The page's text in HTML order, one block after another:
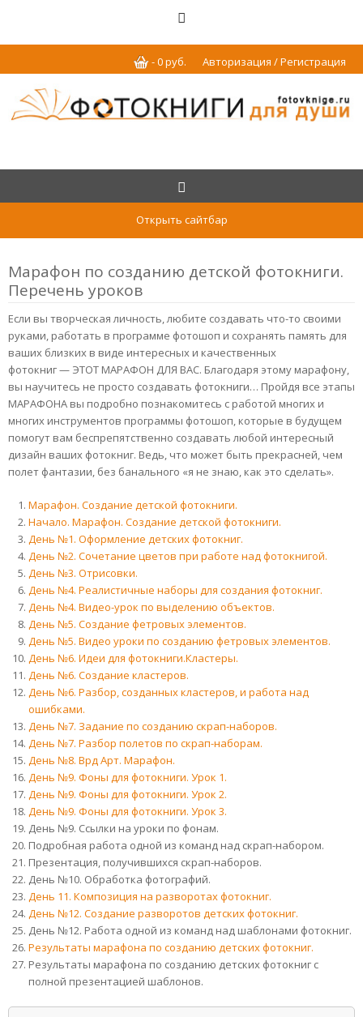
Авторизация / Регистрация
-0руб.
Открыть сайтбар
Марафон по созданию детской фотокниги.
Перечень уроков
Если вы творческая личность, любите создавать что-то своими
руками, работать в программе фотошоп и сохранять память для
ваших близких в виде интересных и качественных
фотокниг — ЭТОТ МАРАФОН ДЛЯ ВАС. Благодаря этому марафону,
вы научитесь не просто создавать фотокниги… Пройдя все этапы
МАРАФОНА вы подробно познакомитесь с работой многих и
многих инструментов программы фотошоп, которые в будущем
помогут вам беспрепятственно создавать любой интересный
дизайн ваших фотокниг. Ведь, что может быть прекрасней, чем
полет фантазии, без банального «я не знаю, как это сделать».
Марафон. Создание детской фотокниги.
Начало. Марафон. Создание детской фотокниги.
День №1. Оформление детских фотокниг.
День №2. Сочетание цветов при работе над фотокнигой.
День №3. Отрисовки.
День №4. Реалистичные наборы для создания фотокниг.
День №4. Видео-урок по выделению объектов.
День №5. Создание фетровых элементов.
День №5. Видео уроки по созданию фетровых элементов.
День №6. Идеи для фотокниги.Кластеры.
День №6. Создание кластеров.
День №6. Разбор, созданных кластеров, и работа над
ошибками.
День №7. Задание по созданию скрап-наборов.
День №7. Разбор полетов по скрап-наборам.
День №8. Врд Арт. Марафон.
День №9. Фоны для фотокниги. Урок 1.
День №9. Фоны для фотокниги. Урок 2.
День №9. Фоны для фотокниги. Урок 3.
День №9. Ссылки на уроки по фонам.
Подробная работа одной из команд над скрап-набором.
Презентация, получившихся скрап-наборов.
День №10. Обработка фотографий.
День 11. Композиция на разворотах фотокниг.
День №12. Создание разворотов детских фотокниг.
День №12. Работа одной из команд над шаблонами фотокниг.
Результаты марафона по созданию детских фотокниг.
Результаты марафона по созданию детских фотокниг с
полной презентацией шаблонов.